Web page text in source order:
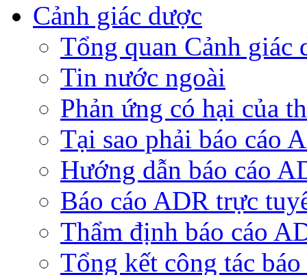
Cảnh giác dược
Tổng quan Cảnh giác
Tin nước ngoài
Phản ứng có hại của
Tại sao phải báo cáo
Hướng dẫn báo cáo
Báo cáo ADR trực
Thẩm định báo cáo
Tổng kết công tác